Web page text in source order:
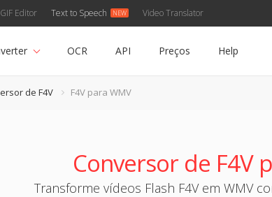
GIF Editor Text to Speech Video Translator
OCR API Preços Help
de F4V F4V para WMV
Conversor de F4V
Transforme vídeos Flash F4V em WMV